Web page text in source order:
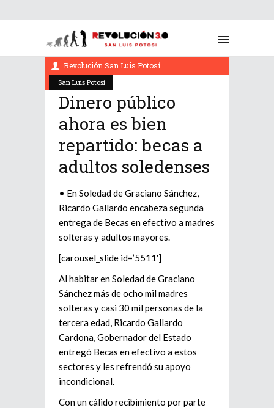
San Luis Potosí
abril 20, 2022
Revolución San Luis Potosí
Dinero público
ahora es bien
repartido: becas a
adultos soledenses
• En Soledad de Graciano Sánchez,
Ricardo Gallardo encabeza segunda
entrega de Becas en efectivo a madres
solteras y adultos mayores.
[carousel_slide id=’5511′]
Al habitar en Soledad de Graciano
Sánchez más de ocho mil madres
solteras y casi 30 mil personas de la
tercera edad, Ricardo Gallardo
Cardona, Gobernador del Estado
entregó Becas en efectivo a estos
sectores y les refrendó su apoyo
incondicional.
Con un cálido recibimiento por parte